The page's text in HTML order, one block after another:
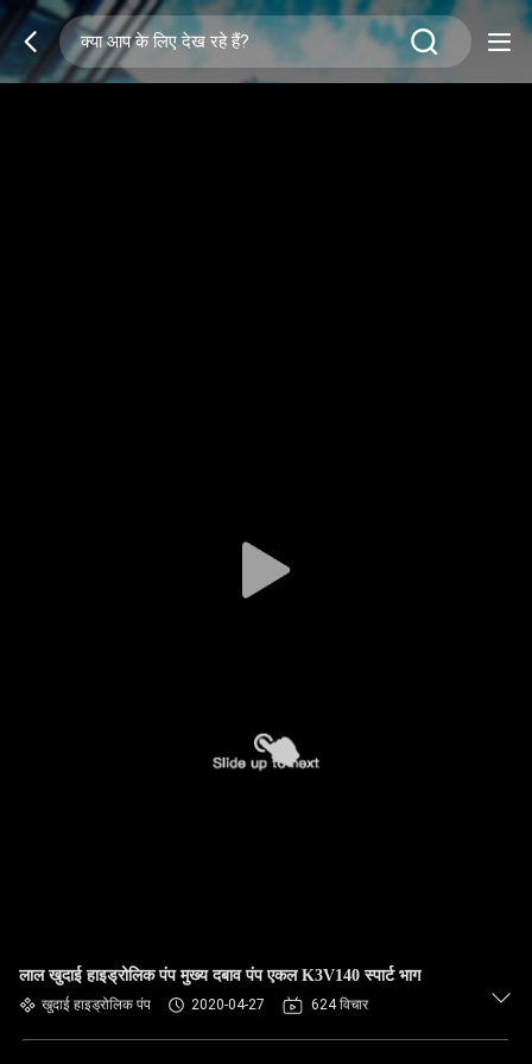
लाल खुदाई हाइड्रोलिक पंप मुख्य दबाव पंप एकल K3V140 स्पार्ट भाग
खुदाई हाइड्रोलिक पंप 2020-04-27 624 विचार